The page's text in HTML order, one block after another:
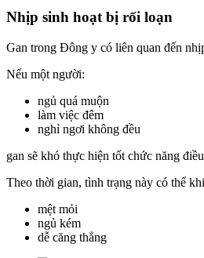
Nhịp sinh hoạt bị rối loạn
Gan trong Đông y có liên quan đến
Nếu một người:
ngủ quá muộn
làm việc đêm
nghỉ ngơi không đều
gan sẽ khó thực hiện tốt chức năng
Theo thời gian, tình trạng này có thể
mệt mỏi
ngủ kém
dễ căng thẳng